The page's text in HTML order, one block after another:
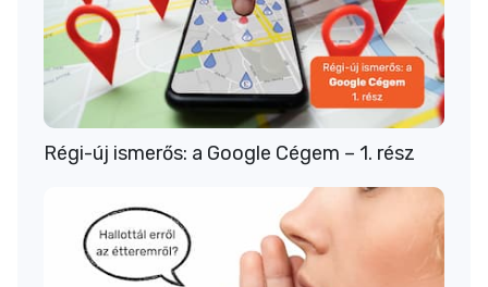
Régi-új ismerős: a Google Cégem – 1. rész